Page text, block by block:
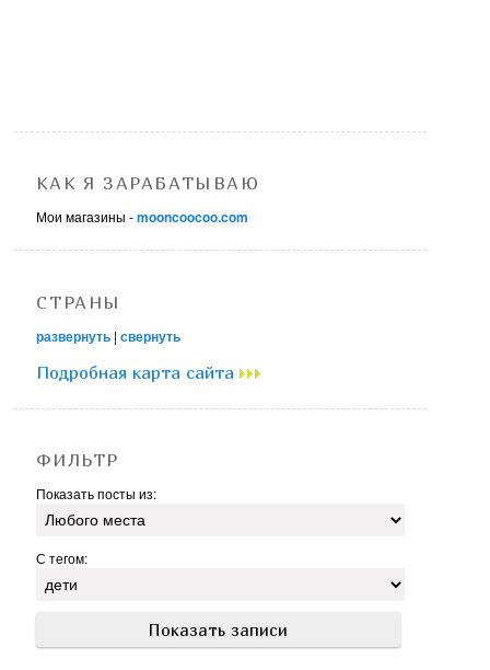
КАК Я ЗАРАБАТЫВАЮ
Мои магазины -mooncoocoo.com
СТРАНЫ
развернуть |свернуть
Подробная карта сайта
ФИЛЬТР
Показать посты из:
С тегом: